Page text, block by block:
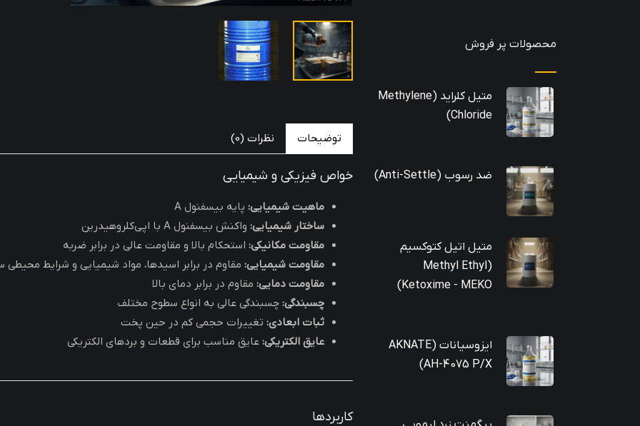
توضیحات نظرات (0)
خواص فیزیکی و شیمیایی
ماهیت شیمیایی: پایه بیسفنول A
ساختار شیمیایی: واکنش بیسفنول A با اپی‌کلروهیدرین
مقاومت مکانیکی: استحکام بالا و مقاومت عالی در برابر ضربه
مقاومت شیمیایی: مقاوم در برابر اسیدها، مواد شیمیایی و شرایط
مقاومت دمایی: مقاوم در برابر دمای بالا
چسبندگی: چسبندگی عالی به انواع سطوح مختلف
ثبات ابعادی: تغییرات حجمی کم در حین پخت
عایق الکتریکی: عایق مناسب برای قطعات و بردهای الکتریکی
کاربردها
محصولات پر فروش
متیل کلراید (Methylene
Chloride)
ضد رسوب (Anti-Settle)
متیل اتیل کتوکسیم
(Methyl Ethyl
Ketoxime - MEKO)
ایزوسیانات (AKNATE
AH-4075 P/X)